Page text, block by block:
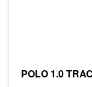
POLO 1.0